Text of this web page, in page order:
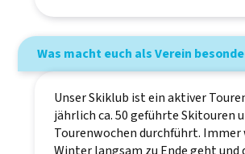
Was macht euch als Verein
Unser Skiklub ist ein aktiver
jährlich ca. 50 geführte Skitouren
Tourenwochen durchführt. Immer